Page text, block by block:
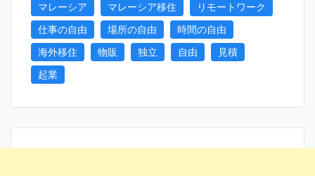
マレーシア
マレーシア移住
リモートワーク
仕事の自由
場所の自由
時間の自由
海外移住
物販 独立 自由
見積
起業